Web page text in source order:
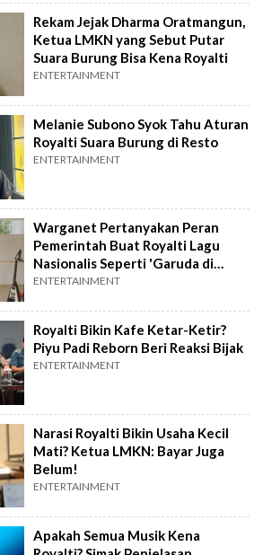
Rekam Jejak Dharma Oratmangun,
Ketua LMKN yang Sebut Putar
Suara Burung Bisa Kena Royalti
ENTERTAINMENT
Melanie Subono Syok Tahu Aturan
Royalti Suara Burung di Resto
ENTERTAINMENT
Warganet Pertanyakan Peran
Pemerintah Buat Royalti Lagu
Nasionalis Seperti 'Garuda di
Dadaku'
ENTERTAINMENT
Royalti Bikin Kafe Ketar-Ketir?
Piyu Padi Reborn Beri Reaksi Bijak
ENTERTAINMENT
Narasi Royalti Bikin Usaha Kecil
Mati? Ketua LMKN: Bayar Juga
Belum!
ENTERTAINMENT
Apakah Semua Musik Kena